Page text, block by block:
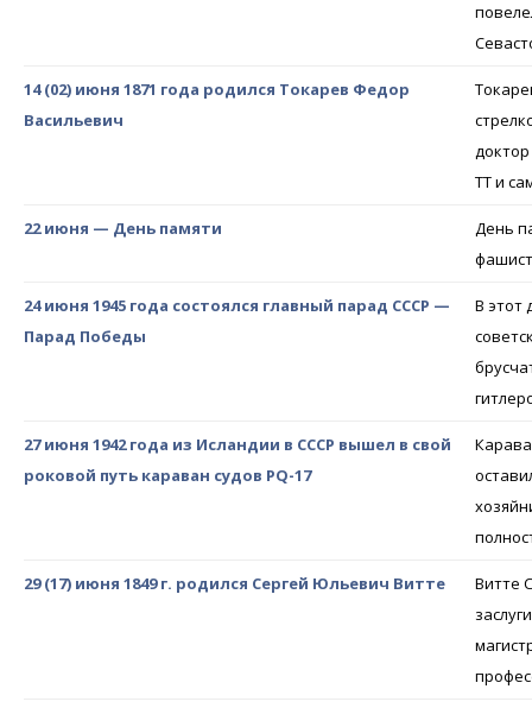
14 (02) июня 1871 года родился Токарев Федор
Васильевич
ТТ и
22 июня — День памяти
День
24 июня 1945 года состоялся главный парад СССР —
Парад Победы
В этот
27 июня 1942 года из Исландии в СССР вышел в свой
роковой путь караван судов PQ-17
29 (17) июня 1849 г. родился Сергей Юльевич Витте
Витте